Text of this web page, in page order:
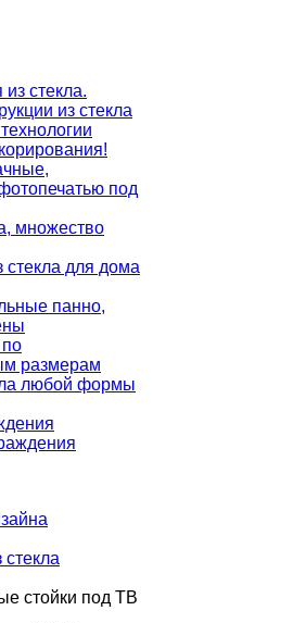
стекла.
из стекла
под
множество
стекла для дома
панно,
размерам
любой формы
стекла
стойки под ТВ